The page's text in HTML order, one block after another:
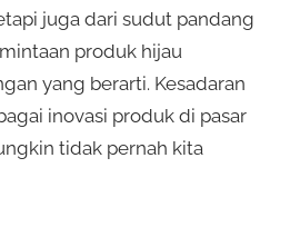
juga dari sudut pandang
produk hijau
yang berarti. Kesadaran
inovasi produk di pasar
tidak pernah kita